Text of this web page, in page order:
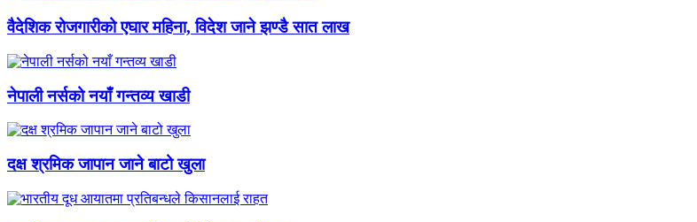
वैदेशिक रोजगारीको एघार महिना, विदेश जाने झण्डै सात लाख
नेपाली नर्सको नयाँ गन्तव्य खाडी
दक्ष श्रमिक जापान जाने बाटो खुला